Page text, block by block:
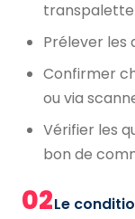
Prélever les
Confirmer
ou via
Vérifier les
bon de
02Le